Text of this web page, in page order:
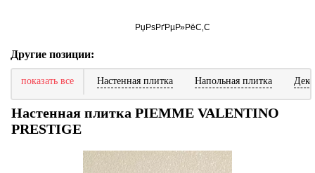
Другие позиции:
показать все Настенная плитка Напольная плитка
Настенная плитка PIEMME VALENTINO
PRESTIGE